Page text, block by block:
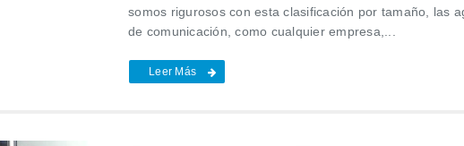
somos rigurosos con esta clasificación por tamaño, las
de comunicación, como cualquier empresa,...
Leer Más